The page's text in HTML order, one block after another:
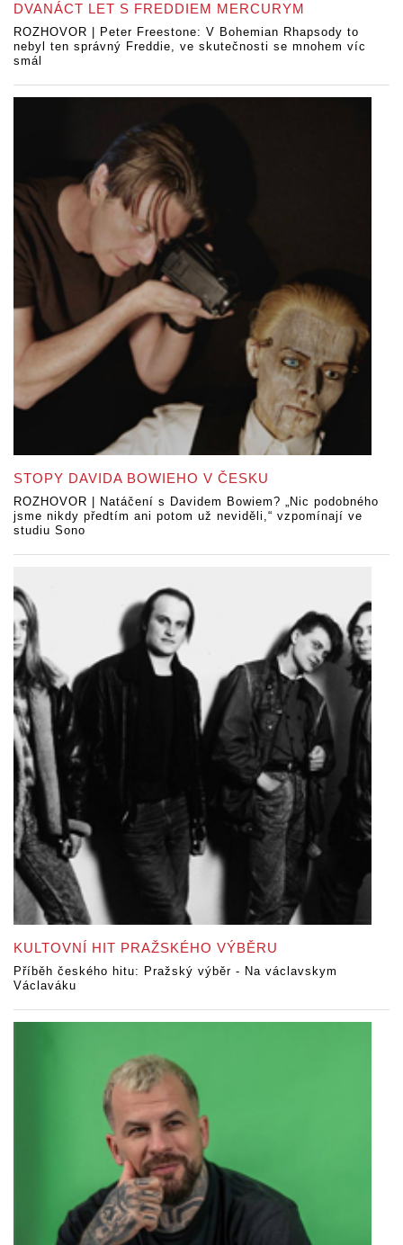
DVANÁCT LET S FREDDIEM MERCURYM
ROZHOVOR | Peter Freestone: V Bohemian Rhapsody to
nebyl ten správný Freddie, ve skutečnosti se mnohem víc
smál
STOPY DAVIDA BOWIEHO V ČESKU
ROZHOVOR | Natáčení s Davidem Bowiem? „Nic podobného
jsme nikdy předtím ani potom už neviděli,“ vzpomínají ve
studiu Sono
KULTOVNÍ HIT PRAŽSKÉHO VÝBĚRU
Příběh českého hitu: Pražský výběr - Na václavskym
Václaváku